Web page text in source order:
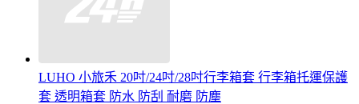
LUHO 小旅禾 20吋/24吋/28吋行李箱套 行李箱托運保護
套 透明箱套 防水 防刮 耐磨 防塵